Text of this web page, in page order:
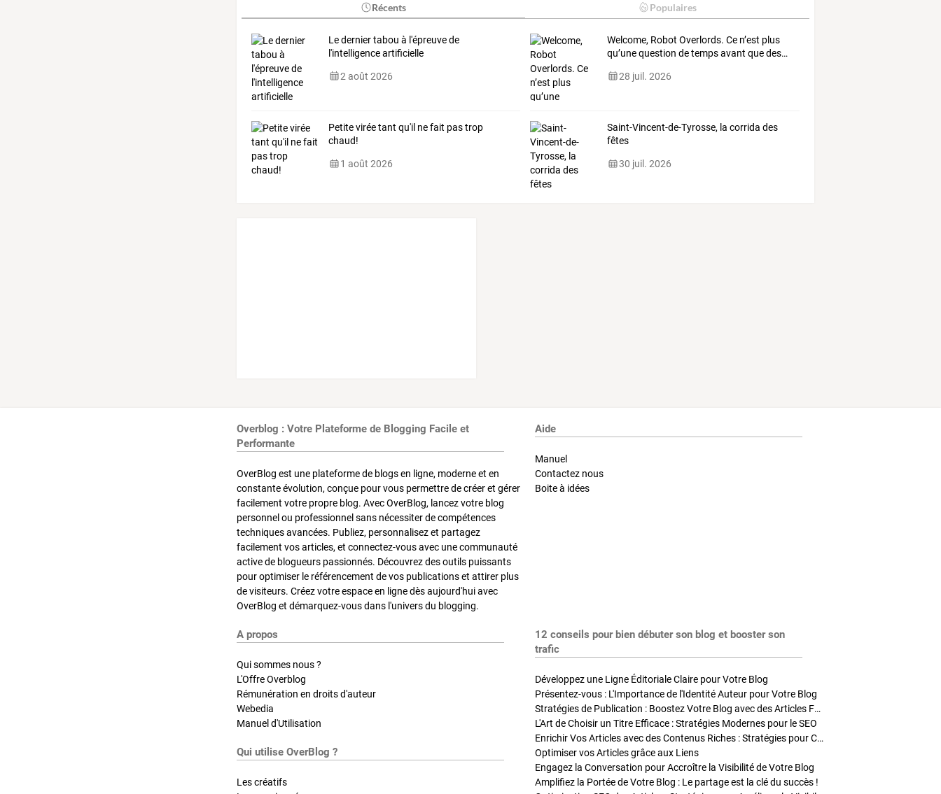
Récents Populaires
Le dernier tabou à l'épreuve de
l'intelligence artificielle
2 août 2026
Welcome, Robot Overlords. Ce n’est plus
qu’unequestion detempsavant quedes…
28 juil. 2026
Petite virée tant qu'il ne fait pas trop
chaud!
1 août 2026
Saint-Vincent-de-Tyrosse, la corrida des
fêtes
30 juil. 2026
Overblog : Votre Plateforme de Blogging Facile et
Performante
OverBlog est une plateforme de blogs en ligne, moderne et en
constante évolution, conçue pour vous permettre de créer et gérer
facilement votre propre blog. Avec OverBlog, lancez votre blog
personnel ou professionnel sans nécessiter de compétences
techniques avancées. Publiez, personnalisez et partagez
facilement vos articles, et connectez-vous avec une communauté
active de blogueurs passionnés. Découvrez des outils puissants
pour optimiser le référencement de vos publications et attirer plus
de visiteurs. Créez votre espace en ligne dès aujourd'hui avec
OverBlog et démarquez-vous dans l'univers du blogging.
Aide
Manuel
Contactez nous
Boite à idées
A propos
Qui sommes nous ?
L'Offre Overblog
Rémunération en droits d'auteur
Webedia
Manuel d'Utilisation
Qui utilise OverBlog ?
Les créatifs
12 conseils pour bien débuter son blog et booster son
trafic
Développez une Ligne Éditoriale Claire pour Votre Blog
Présentez-vous : L'Importance de l'Identité Auteur pour Votre Blog
Stratégies de Publication : Boostez Votre Blog avec des Articles Fréquents et Exclusifs
L'Art de Choisir un Titre Efficace : Stratégies Modernes pour le SEO
Enrichir Vos Articles avec des Contenus Riches : Stratégies pour Captiver et Optimiser
Optimiser vos Articles grâce aux Liens
Engagez la Conversation pour Accroître la Visibilité de Votre Blog
Amplifiez la Portée de Votre Blog : Le partage est la clé du succès !